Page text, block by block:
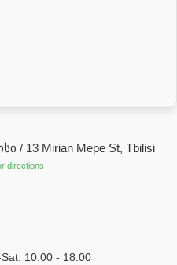
კარობკის ზეთი)
/ 13 Mirian Mepe St, Tbilisi
directions
10:00 - 18:00